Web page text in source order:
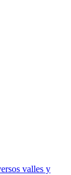
valles y